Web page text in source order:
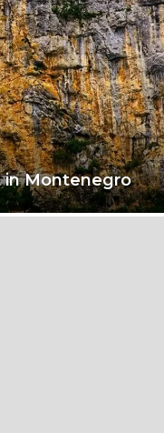
in Montenegro